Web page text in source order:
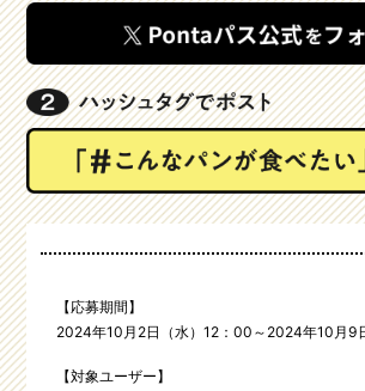
【応募期間】
2024年10月2日（水）12：00～2024年10月9
【対象ユーザー】